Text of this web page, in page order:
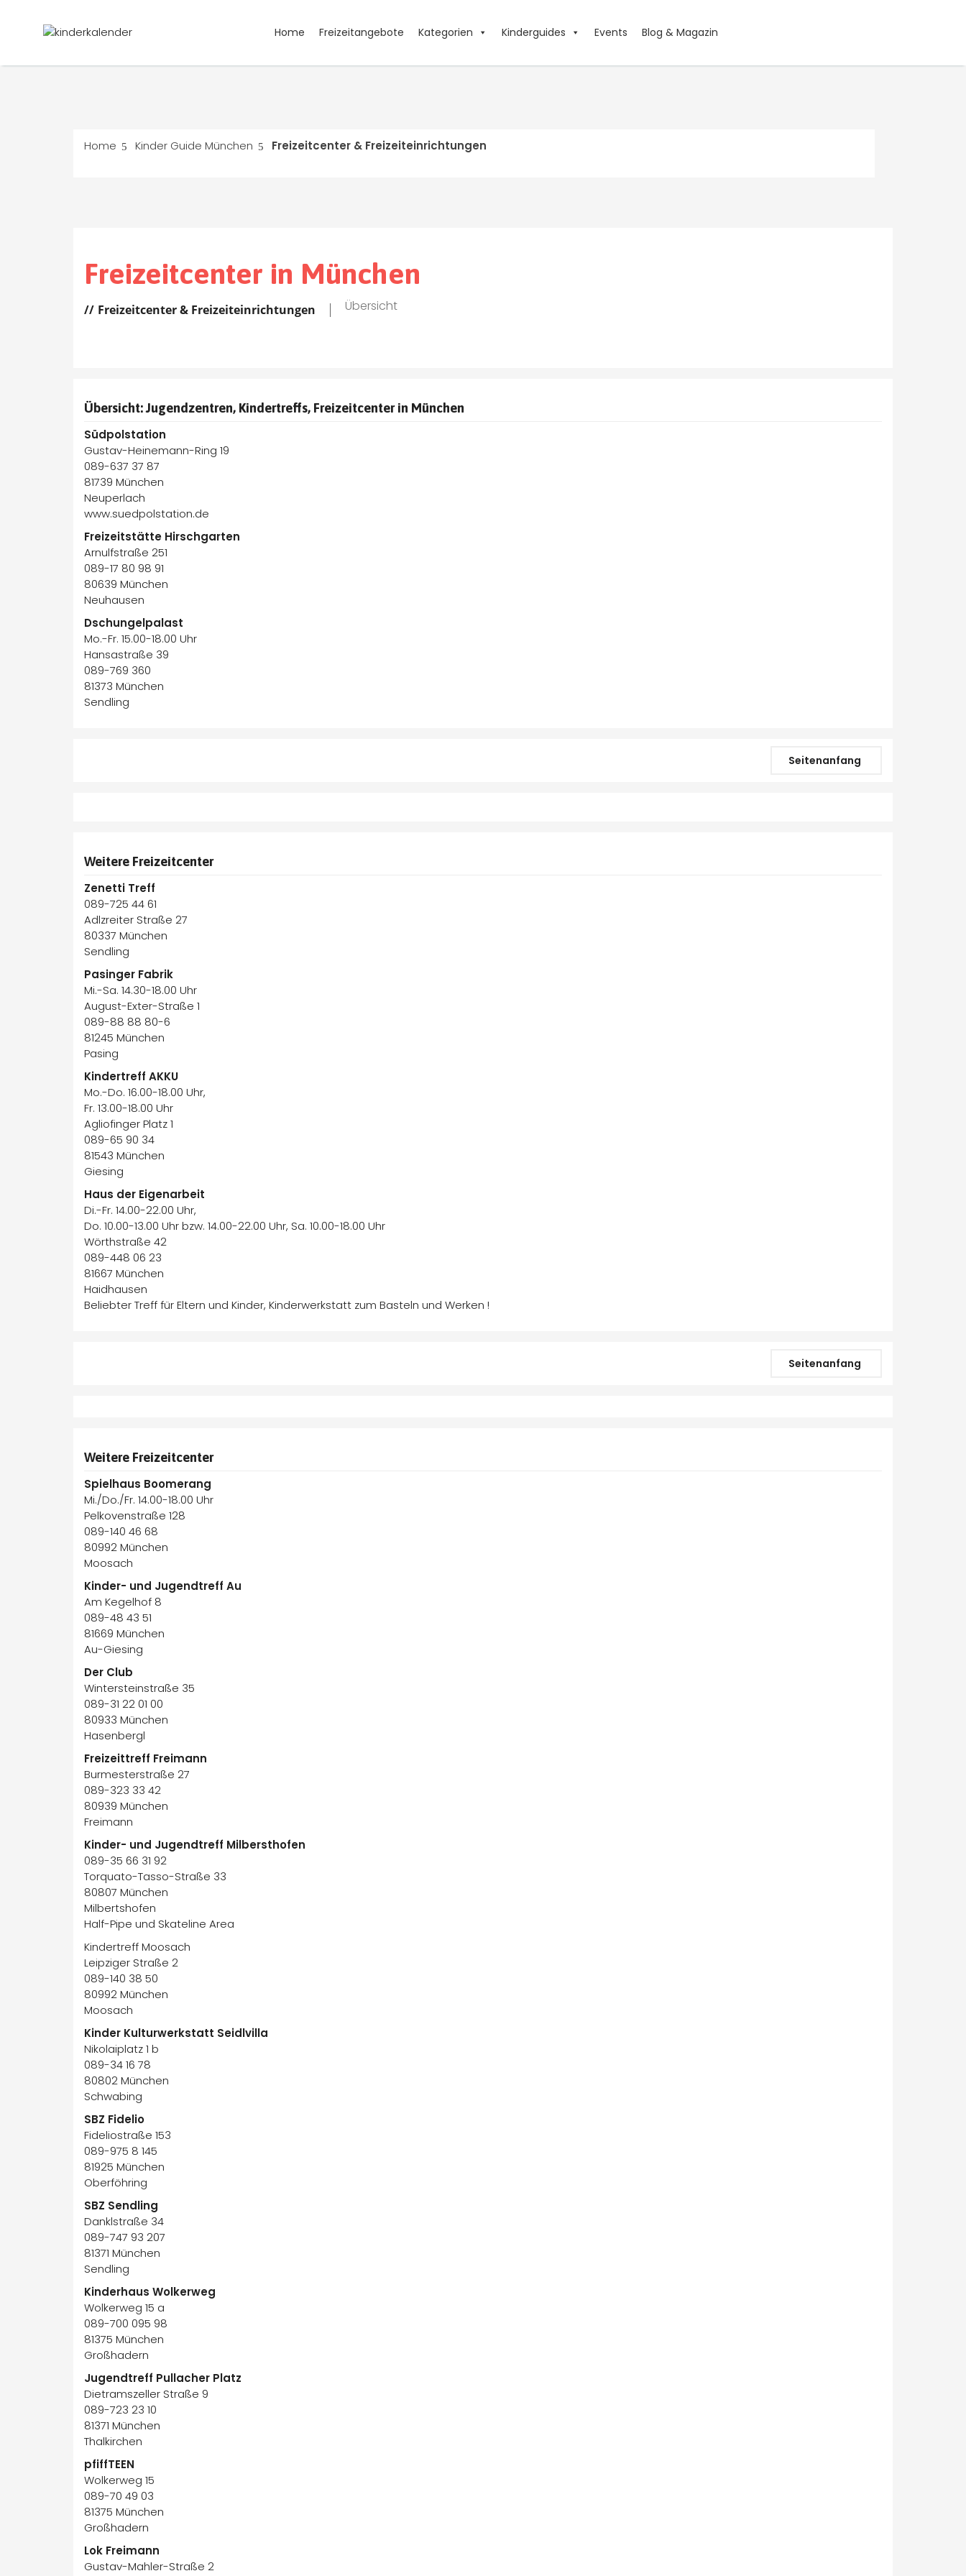
Home Freizeitangebote Kategorien Kinderguides Events Blog & Magazin
Home Kinder Guide München Freizeitcenter & Freizeiteinrichtungen
Freizeitcenter in München
Freizeitcenter & Freizeiteinrichtungen Übersicht
Übersicht: Jugendzentren, Kindertreffs, Freizeitcenter in München
Südpolstation
Gustav-Heinemann-Ring 19
089-637 37 87
81739 München
Neuperlach
www.suedpolstation.de
Freizeitstätte Hirschgarten
Arnulfstraße 251
089-17 80 98 91
80639 München
Neuhausen
Dschungelpalast
Mo.-Fr. 15.00-18.00 Uhr
Hansastraße 39
089-769 360
81373 München
Sendling
Seitenanfang
Weitere Freizeitcenter
Zenetti Treff
089-725 44 61
Adlzreiter Straße 27
80337 München
Sendling
Pasinger Fabrik
Mi.-Sa. 14.30-18.00 Uhr
August-Exter-Straße 1
089-88 88 80-6
81245 München
Pasing
Kindertreff AKKU
Mo.-Do. 16.00-18.00 Uhr,
Fr. 13.00-18.00 Uhr
Agliofinger Platz 1
089-65 90 34
81543 München
Giesing
Haus der Eigenarbeit
Di.-Fr. 14.00-22.00 Uhr,
Do. 10.00-13.00 Uhr bzw. 14.00-22.00 Uhr, Sa. 10.00-18.00 Uhr
Wörthstraße 42
089-448 06 23
81667 München
Haidhausen
Beliebter Treff für Eltern und Kinder, Kinderwerkstatt zum Basteln und Werken !
Seitenanfang
Weitere Freizeitcenter
Spielhaus Boomerang
Mi./Do./Fr. 14.00-18.00 Uhr
Pelkovenstraße 128
089-140 46 68
80992 München
Moosach
Kinder- und Jugendtreff Au
Am Kegelhof 8
089-48 43 51
81669 München
Au-Giesing
Der Club
Wintersteinstraße 35
089-31 22 01 00
80933 München
Hasenbergl
Freizeittreff Freimann
Burmesterstraße 27
089-323 33 42
80939 München
Freimann
Kinder- und Jugendtreff Milbersthofen
089-35 66 31 92
Torquato-Tasso-Straße 33
80807 München
Milbertshofen
Half-Pipe und Skateline Area
Kindertreff Moosach
Leipziger Straße 2
089-140 38 50
80992 München
Moosach
Kinder Kulturwerkstatt Seidlvilla
Nikolaiplatz 1 b
089-34 16 78
80802 München
Schwabing
SBZ Fidelio
Fideliostraße 153
089-975 8 145
81925 München
Oberföhring
SBZ Sendling
Danklstraße 34
089-747 93 207
81371 München
Sendling
Kinderhaus Wolkerweg
Wolkerweg 15 a
089-700 095 98
81375 München
Großhadern
Jugendtreff Pullacher Platz
Dietramszeller Straße 9
089-723 23 10
81371 München
Thalkirchen
pfiffTEEN
Wolkerweg 15
089-70 49 03
81375 München
Großhadern
Lok Freimann
Gustav-Mahler-Straße 2